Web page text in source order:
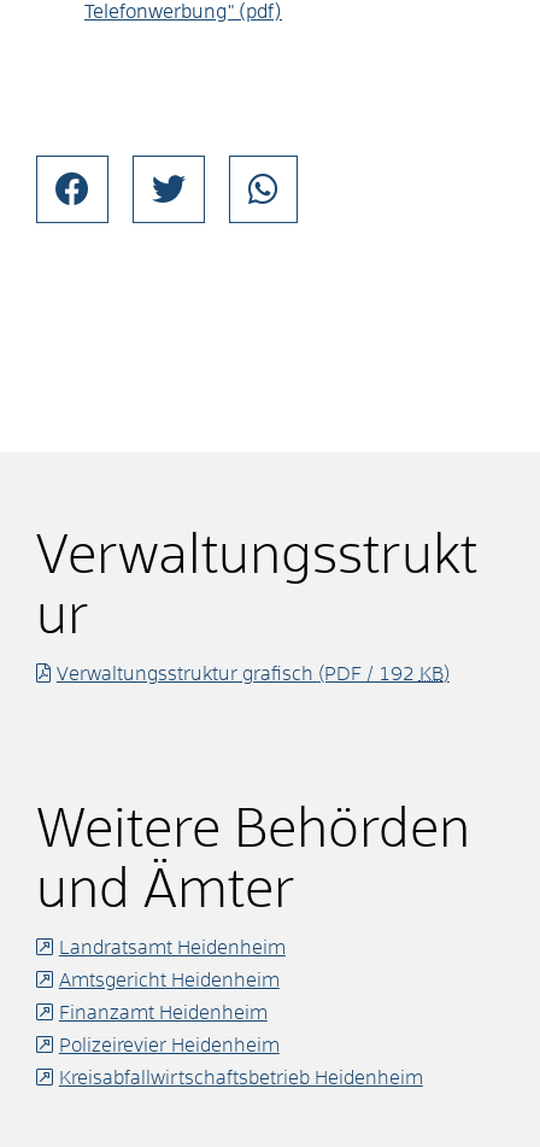
Telefonwerbung" (pdf)
Verwaltungsstrukt
ur
Verwaltungsstruktur grafisch (PDF / 192 KB)
Weitere Behörden
und Ämter
Landratsamt Heidenheim
Amtsgericht Heidenheim
Finanzamt Heidenheim
Polizeirevier Heidenheim
Kreisabfallwirtschaftsbetrieb Heidenheim